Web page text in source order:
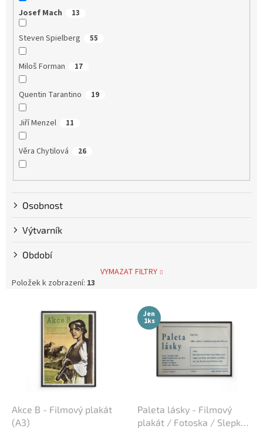
Josef Mach 13
Steven Spielberg 55
Miloš Forman 17
Quentin Tarantino 19
Jiří Menzel 11
Věra Chytilová 26
Tim Burton 9
Karel Zeman
David Ondříček
Oldřich Lipský 39
Zdeněk Troška 39
Václav Vorlíček 38
Karel Kachyňa 34
Osobnost
Výtvarník
Období
VYMAZAT FILTRY
Položek k zobrazení: 13
Akce B - Filmový plakát
(A3)
Jen
1ks
Paleta lásky - Filmový
plakát / Fotoska / Slepka